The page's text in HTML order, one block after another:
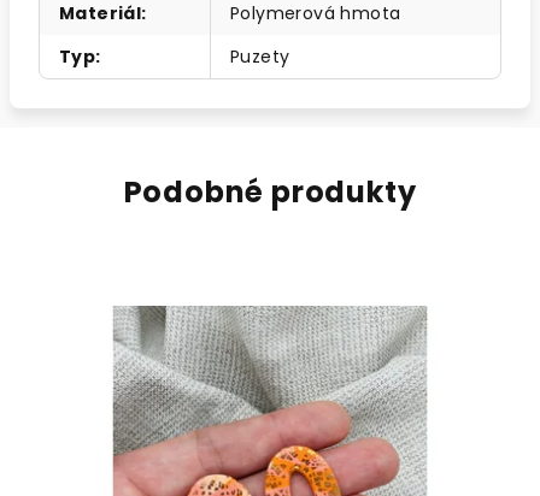
Materiál:
Polymerová hmota
Typ: Puzety
Podobné produkty